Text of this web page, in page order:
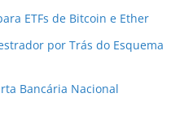
ETFs de Bitcoin e Ether
por Trás do Esquema
Bancária Nacional